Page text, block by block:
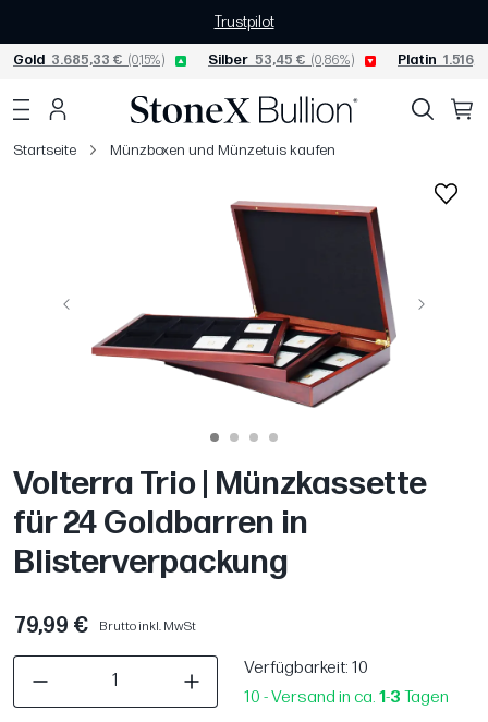
Trustpilot
Gold 3.685,33 € (0,15%) Silber 53,45 € (0,86%) Platin
Startseite Münzboxen und Münzetuis kaufen
Vorige Weiter
Volterra Trio | Münzkassette
für 24 Goldbarren in
Blisterverpackung
79,99 € Brutto inkl. MwSt
Verfügbarkeit: 10
10 - Versand in ca. 1-3 Tagen